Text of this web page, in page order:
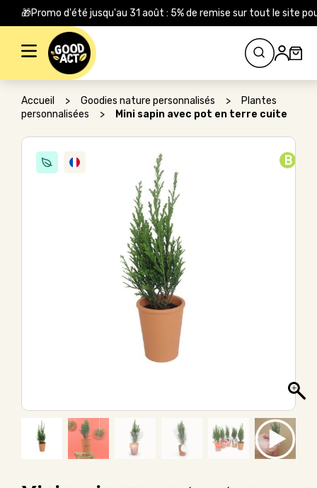
🎁Promo d'été jusqu'au 31 août : 5% de remise sur tout le site
Rechercher :
Accueil > Goodies nature personnalisés >
Plantes
personnalisées
> Mini sapin avec pot en terre cuite
B